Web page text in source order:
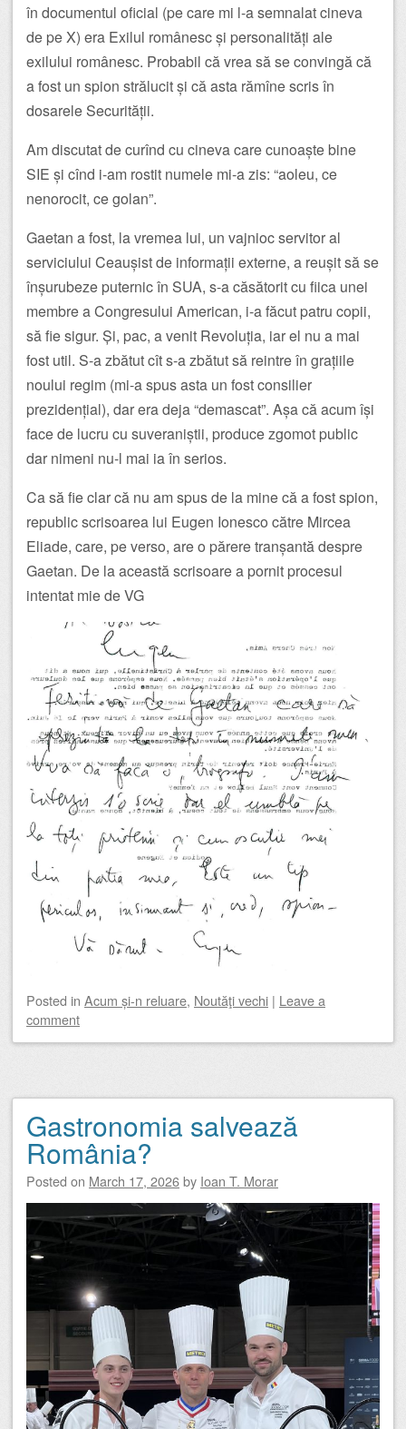
în documentul oficial (pe care mi l-a semnalat cineva
de pe X) era Exilul românesc și personalități ale
exilului românesc. Probabil că vrea să se convingă că
a fost un spion strălucit și că asta rămîne scris în
dosarele Securității.
Am discutat de curînd cu cineva care cunoaște bine
SIE și cînd i-am rostit numele mi-a zis: “aoleu, ce
nenorocit, ce golan”.
Gaetan a fost, la vremea lui, un vajnioc servitor al
serviciului Ceaușist de informații externe, a reușit să se
înșurubeze puternic în SUA, s-a căsătorit cu fiica unei
membre a Congresului American, i-a făcut patru copii,
să fie sigur. Și, pac, a venit Revoluția, iar el nu a mai
fost util. S-a zbătut cît s-a zbătut să reintre în grațiile
noului regim (mi-a spus asta un fost consilier
prezidențial), dar era deja “demascat”. Așa că acum își
face de lucru cu suveraniștii, produce zgomot public
dar nimeni nu-l mai ia în serios.
Ca să fie clar că nu am spus de la mine că a fost spion,
republic scrisoarea lui Eugen Ionesco către Mircea
Eliade, care, pe verso, are o părere tranșantă despre
Gaetan. De la această scrisoare a pornit procesul
intentat mie de VG
Posted in Acum și-n reluare, Noutăţi vechi | Leave a
comment
Gastronomia salvează
România?
Posted on March 17, 2026by Ioan T. Morar